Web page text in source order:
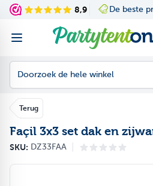
Ga naar de inhoud8,9 De beste
Terug
Façil 3x3 set dak en
SKU: DZ33FAA